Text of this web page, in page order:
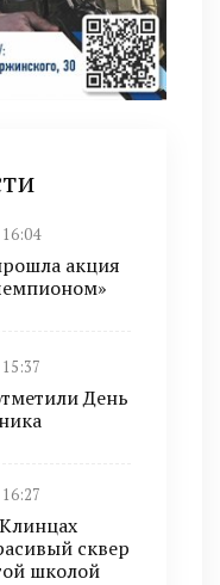
16:04
акция
День
сквер
школой